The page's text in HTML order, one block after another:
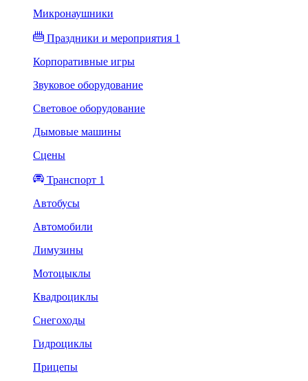
Микронаушники
Праздники и мероприятия 1
Корпоративные игры
Звуковое оборудование
Световое оборудование
Дымовые машины
Сцены
Транспорт 1
Автобусы
Автомобили
Лимузины
Мотоцыклы
Квадроциклы
Снегоходы
Гидроциклы
Прицепы